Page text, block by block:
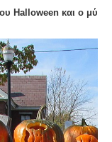
Halloween και ο